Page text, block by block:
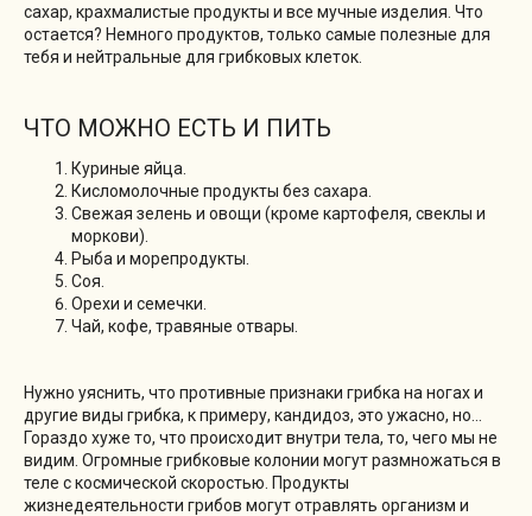
сахар, крахмалистые продукты и все мучные изделия. Что
остается? Немного продуктов, только самые полезные для
тебя и нейтральные для грибковых клеток.
ЧТО МОЖНО ЕСТЬ И ПИТЬ
Куриные яйца.
Кисломолочные продукты без сахара.
Свежая зелень и овощи (кроме картофеля, свеклы и
моркови).
Рыба и морепродукты.
Соя.
Орехи и семечки.
Чай, кофе, травяные отвары.
Нужно уяснить, что противные признаки грибка на ногах и
другие виды грибка, к примеру, кандидоз, это ужасно, но…
Гораздо хуже то, что происходит внутри тела, то, чего мы не
видим. Огромные грибковые колонии могут размножаться в
теле с космической скоростью. Продукты
жизнедеятельности грибов могут отравлять организм и